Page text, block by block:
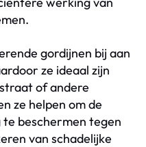
gordijnen bij aan
ze ideaal zijn
of andere
ze helpen om de
te beschermen tegen
van schadelijke